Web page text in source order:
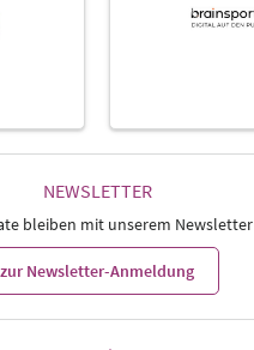
NEWSLETTER
bleiben mit unserem Newsletter
zur Newsletter-Anmeldung